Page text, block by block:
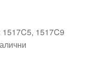
1517C5, 1517C9